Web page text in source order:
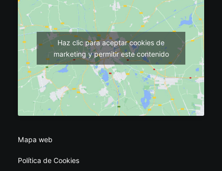
Haz clic para aceptar cookies de
marketing y permitir este contenido
Mapa web
Política de Cookies